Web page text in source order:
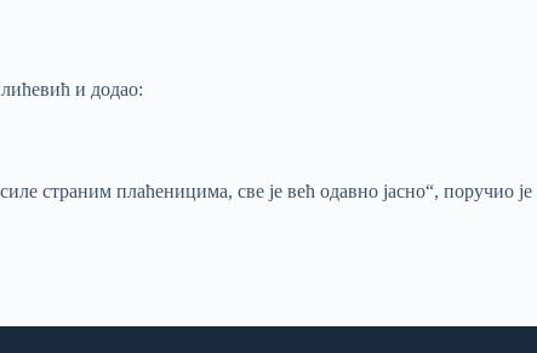
и додао:
страним плаћеницима, све је већ одавно јасно“, поручио је